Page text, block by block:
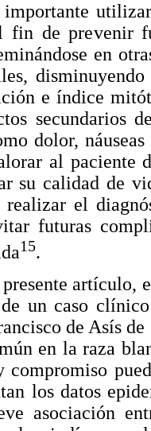
importante
fin de prevenir
en
e índice
secundarios
dolor,
al paciente
su calidad de
realizar el
futuras
15.
artículo,
un caso
de Asís
en la raza
compromiso
los datos
asociación